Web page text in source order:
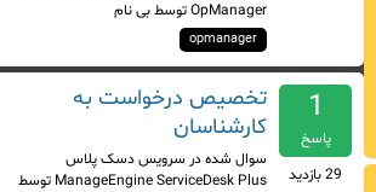
OpManagerتوسطبی نام
opmanager
پاسخ
29بازدید
تخصیص درخواست به
کارشناسان
سوال شدهدرسرویس دسک پلاس
ManageEngine ServiceDesk Plusتوسط